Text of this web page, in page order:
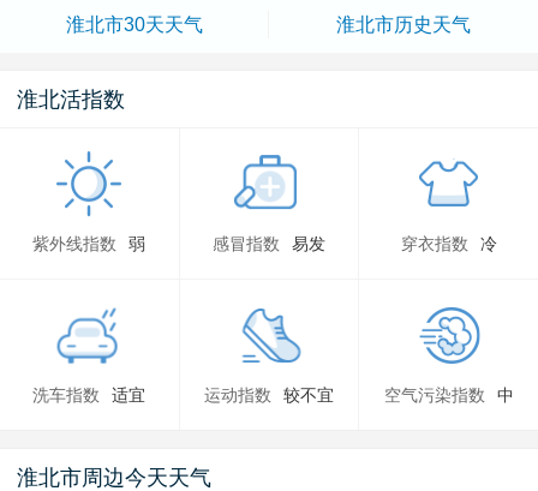
淮北市30天天气 淮北市历史天气
淮北活指数
紫外线指数 弱 感冒指数 易发 穿衣指数 冷
洗车指数 适宜 运动指数 较不宜 空气污染指数 中
淮北市周边今天天气